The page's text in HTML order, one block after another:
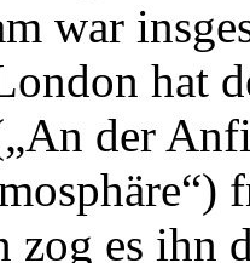
war
hat
der
zog es ihn